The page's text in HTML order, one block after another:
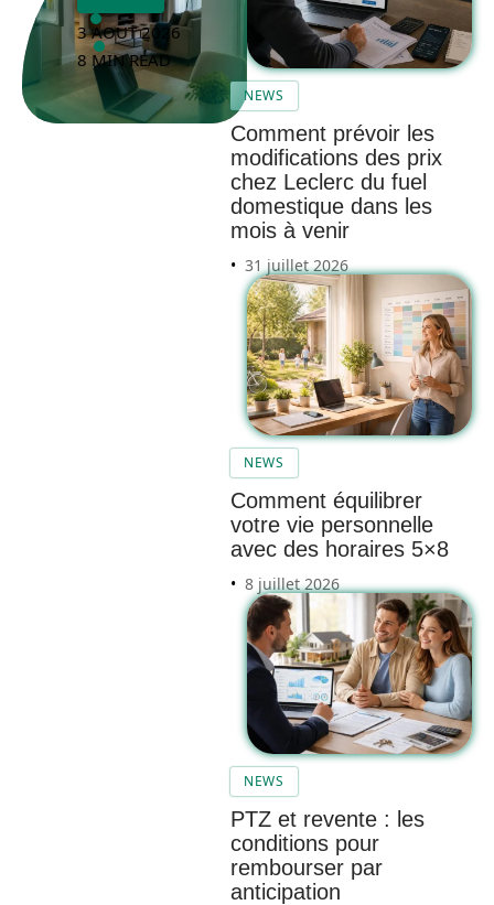
3 AOÛT 2026
8 MIN READ
NEWS
Comment prévoir les
modifications des prix
chez Leclerc du fuel
domestique dans les
mois à venir
31 juillet 2026
NEWS
Comment équilibrer
votre vie personnelle
avec des horaires 5×8
8 juillet 2026
NEWS
PTZ et revente : les
conditions pour
rembourser par
anticipation
meilleu
entrepr
ises de
débarr
as de
maison
sur